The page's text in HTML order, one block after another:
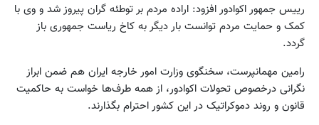
رییس جمهور اکوادور افزود: اراده مردم بر توطئه گران پیروز شد و وی با
کمک و حمایت مردم توانست بار دیگر به کاخ ریاست جمهوری باز
گردد.
رامین مهمانپرست، سخنگوی وزارت امور خارجه ایران هم ضمن ابراز
نگرانی درخصوص تحولات اکوادور، از همه طرف‌ها خواست به حاکمیت
قانون و روند دموکراتیک در این کشور احترام بگذارند.